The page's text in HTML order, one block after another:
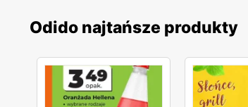
Odido najtańsze produkty